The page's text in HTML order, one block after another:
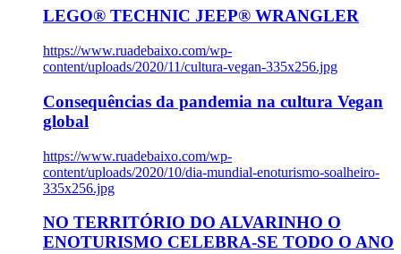
LEGO® TECHNIC JEEP® WRANGLER
https://www.ruadebaixo.com/wp-
content/uploads/2020/11/cultura-vegan-335x256.jpg
Consequências da pandemia na cultura Vegan
global
https://www.ruadebaixo.com/wp-
content/uploads/2020/10/dia-mundial-enoturismo-soalheiro-
335x256.jpg
NO TERRITÓRIO DO ALVARINHO O
ENOTURISMO CELEBRA-SE TODO O ANO